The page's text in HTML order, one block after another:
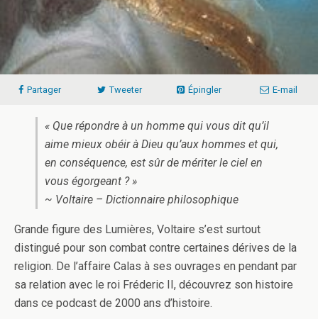
Partager Tweeter Épingler E-mail
« Que répondre à un homme qui vous dit qu’il
aime mieux obéir à Dieu qu’aux hommes et qui,
en conséquence, est sûr de mériter le ciel en
vous égorgeant ? »
~ Voltaire – Dictionnaire philosophique
Grande figure des Lumières, Voltaire s’est surtout
distingué pour son combat contre certaines dérives de la
religion. De l’affaire Calas à ses ouvrages en pendant par
sa relation avec le roi Fréderic II, découvrez son histoire
dans ce podcast de 2000 ans d’histoire.